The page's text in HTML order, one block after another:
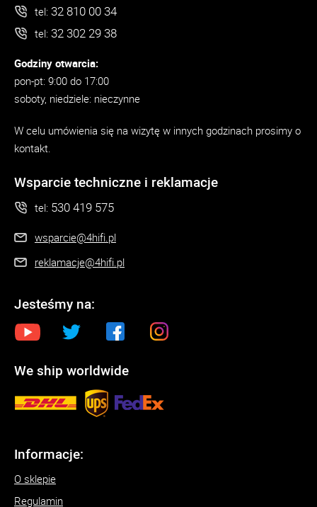
tel: 32 810 00 34
tel: 32 302 29 38
Godziny otwarcia:
pon-pt: 9:00 do 17:00
soboty, niedziele: nieczynne
W celu umówienia się na wizytę w innych godzinach prosimy o
kontakt.
Wsparcie techniczne i reklamacje
tel: 530 419 575
wsparcie@4hifi.pl
reklamacje@4hifi.pl
Jesteśmy na:
We ship worldwide
Informacje:
O sklepie
Regulamin